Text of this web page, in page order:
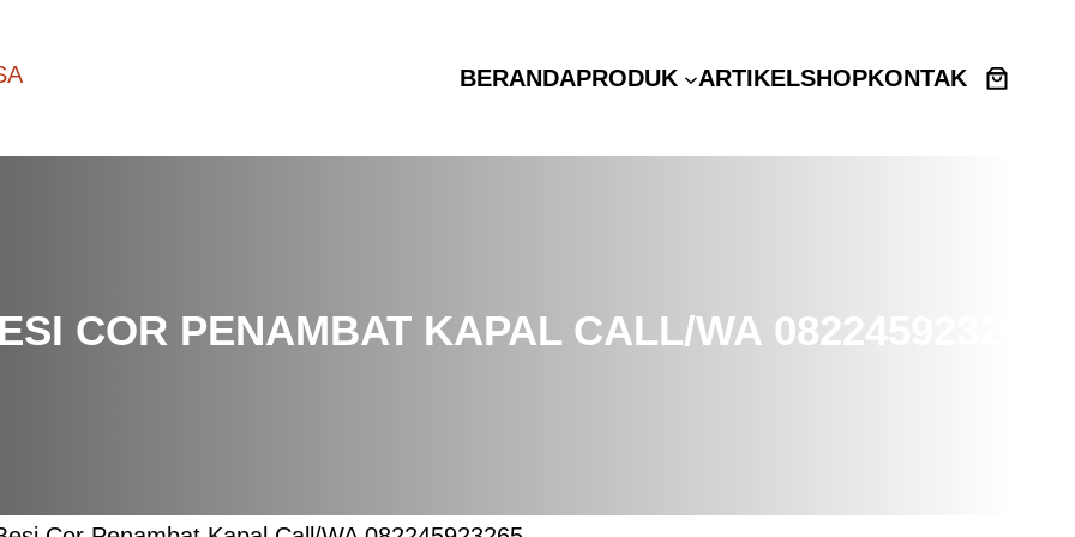
BERANDAPRODUK ARTIKELSHOPKONTAK
COR PENAMBAT KAPAL CALL/WA 082245923265